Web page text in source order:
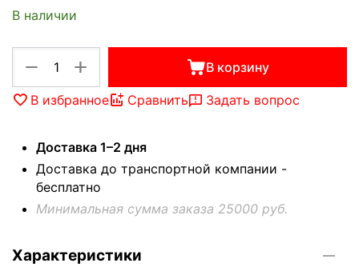
В наличии
+
− В корзину
В избранное Сравнить Задать вопрос
Доставка 1–2 дня
Доставка до транспортной компании -
бесплатно
Минимальная сумма заказа 25000 руб.
Характеристики